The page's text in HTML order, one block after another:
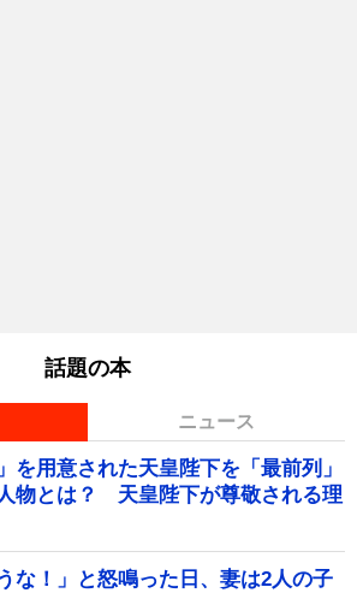
話題の本
ニュース
を用意された天皇陛下を「最前列」
物とは？ 天皇陛下が尊敬される理
な！」と怒鳴った日、妻は2人の子